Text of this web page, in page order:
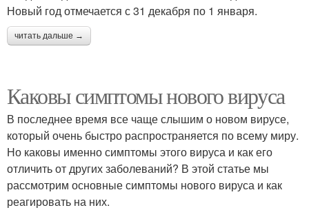
Новый год отмечается с 31 декабря по 1 января.
читать дальше →
Каковы симптомы нового вируса
В последнее время все чаще слышим о новом вирусе,
который очень быстро распространяется по всему миру.
Но каковы именно симптомы этого вируса и как его
отличить от других заболеваний? В этой статье мы
рассмотрим основные симптомы нового вируса и как
реагировать на них.